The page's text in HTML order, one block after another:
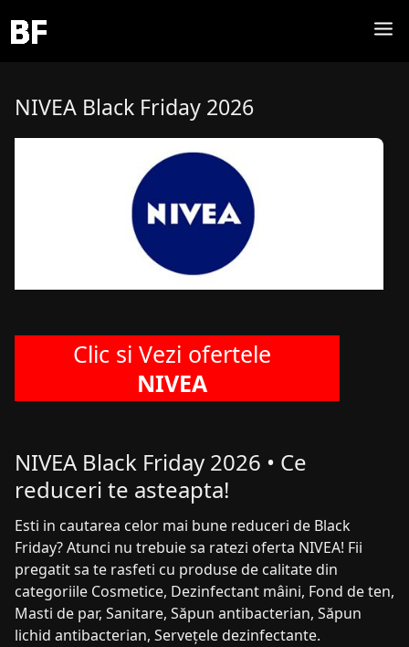
NIVEA Black Friday 2026
Clic si Vezi ofertele
NIVEA
NIVEA Black Friday 2026 • Ce
reduceri te asteapta!
Esti in cautarea celor mai bune reduceri de Black
Friday? Atunci nu trebuie sa ratezi oferta NIVEA! Fii
pregatit sa te rasfeti cu produse de calitate din
categoriile Cosmetice, Dezinfectant mâini, Fond de ten,
Masti de par, Sanitare, Săpun antibacterian, Săpun
lichid antibacterian, Servețele dezinfectante.